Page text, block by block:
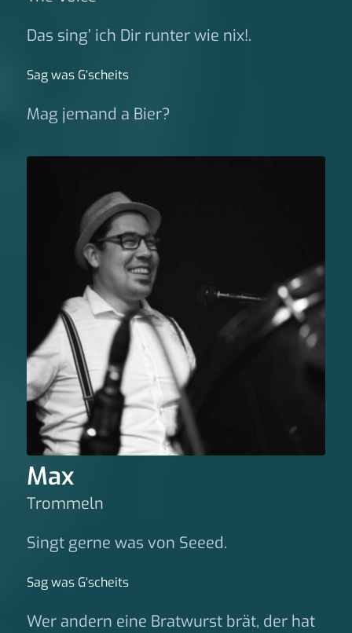
Das sing’ ich Dir runter wie nix!.
Sag was G‘scheits
Mag jemand a Bier?
Max
Trommeln
Singt gerne was von Seeed.
Sag was G‘scheits
Wer andern eine Bratwurst brät, der hat